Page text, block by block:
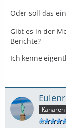
Oder soll das
Gibt es in der
Berichte?
Ich kenne
Kanaren